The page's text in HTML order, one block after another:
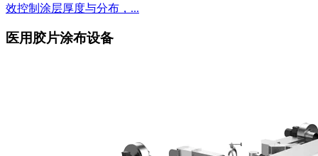
效控制涂层厚度与分布，...
医用胶片涂布设备